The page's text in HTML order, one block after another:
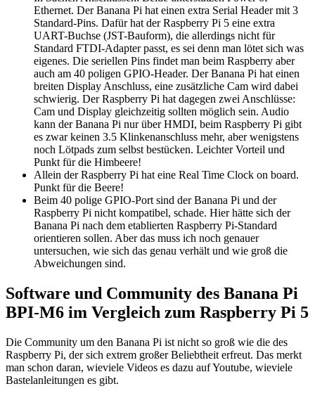
Ethernet. Der Banana Pi hat einen extra Serial Header mit 3
Standard-Pins. Dafür hat der Raspberry Pi 5 eine extra
UART-Buchse (JST-Bauform), die allerdings nicht für
Standard FTDI-Adapter passt, es sei denn man lötet sich was
eigenes. Die seriellen Pins findet man beim Raspberry aber
auch am 40 poligen GPIO-Header. Der Banana Pi hat einen
breiten Display Anschluss, eine zusätzliche Cam wird dabei
schwierig. Der Raspberry Pi hat dagegen zwei Anschlüsse:
Cam und Display gleichzeitig sollten möglich sein. Audio
kann der Banana Pi nur über HMDI, beim Raspberry Pi gibt
es zwar keinen 3.5 Klinkenanschluss mehr, aber wenigstens
noch Lötpads zum selbst bestücken. Leichter Vorteil und
Punkt für die Himbeere!
Allein der Raspberry Pi hat eine Real Time Clock on board.
Punkt für die Beere!
Beim 40 polige GPIO-Port sind der Banana Pi und der
Raspberry Pi nicht kompatibel, schade. Hier hätte sich der
Banana Pi nach dem etablierten Raspberry Pi-Standard
orientieren sollen. Aber das muss ich noch genauer
untersuchen, wie sich das genau verhält und wie groß die
Abweichungen sind.
Software und Community des Banana Pi
BPI-M6 im Vergleich zum Raspberry Pi 5
Die Community um den Banana Pi ist nicht so groß wie die des
Raspberry Pi, der sich extrem großer Beliebtheit erfreut. Das merkt
man schon daran, wieviele Videos es dazu auf Youtube, wieviele
Bastelanleitungen es gibt.